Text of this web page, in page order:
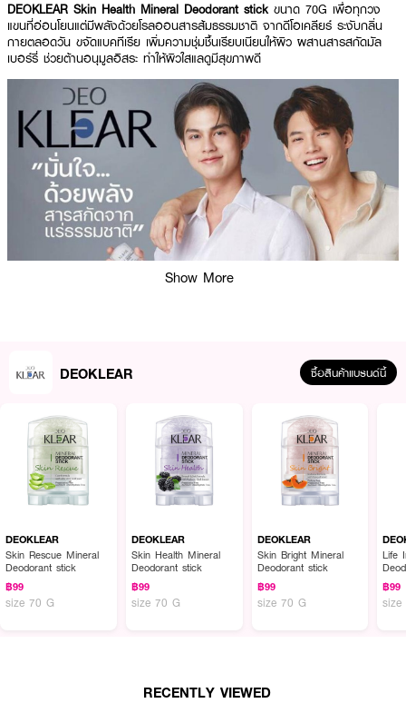
DEOKLEAR Skin Health Mineral Deodorant stickขนาด 70G เพื่อทุกวง
แขนที่อ่อนโยนแต่มีพลังด้วยโรลออนสารส้มธรรมชาติ จากดีโอเคลียร์ ระงับกลิ่น
กายตลอดวัน ขจัดแบคทีเรีย เพิ่มความชุ่มชื้นเรียบเนียนให้ผิว ผสานสารสกัดมัล
เบอร์รี่ ช่วยต้านอนุมูลอิสระ ทำให้ผิวใสแลดูมีสุขภาพดี
ผลลัพธ์ที่ได้ :
แต่มีพลังด้วยโรลออนสารส้มธรรมชาติ ระงับกลิ่นกายตลอดวัน ขจัดแบคทีเรีย เพิ่ม
ความชุ่มชื้นเรียบเนียนและความกระจ่างใสให้ผิวด้วยสารสกัดจากมะละกอ
• อ่อนโยนต่อผิวใต้วงแขน
• ขจัดแบคทีเรีย ช่วยระงับกลิ่นกายตลอดวัน
Show More
DEOKLEAR ซื้อสินค้าแบรนด์นี้
DEOKLEAR
Skin Rescue Mineral
Deodorant stick
฿99
size 70 G
DEOKLEAR
Skin Health Mineral
Deodorant stick
฿99
size 70 G
DEOKLEAR
Skin Bright Mineral
Deodorant stick
฿99
size 70 G
Life
฿99
size
RECENTLY VIEWED